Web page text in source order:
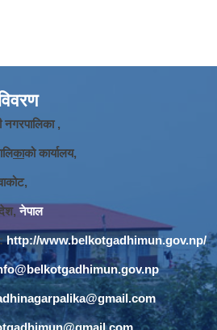
,
काको कार्यालय,
नेपाल
http://www.belkotgadhimun.gov.np/